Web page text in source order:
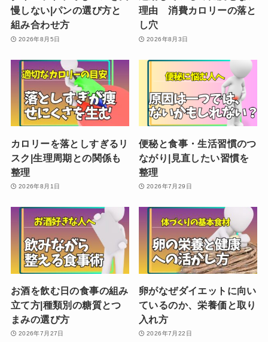
慢しない|パンの選び方と
組み合わせ方
2026年8月5日
理由 消費カロリーの落と
し穴
2026年8月3日
カロリーを落としすぎるリ
スク|生理周期との関係も
整理
2026年8月1日
便秘と食事・生活習慣のつ
ながり|見直したい習慣を
整理
2026年7月29日
お酒を飲む日の食事の組み
立て方|種類別の糖質とつ
まみの選び方
2026年7月27日
卵がなぜダイエットに向い
ているのか、栄養価と取り
入れ方
2026年7月22日